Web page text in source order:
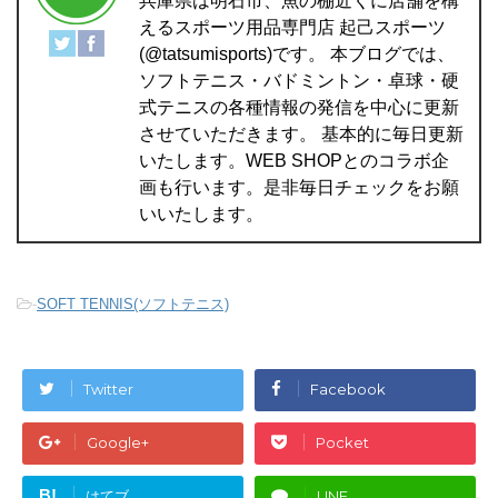
えるスポーツ用品専門店 起己スポーツ
(@tatsumisports)です。 本ブログでは、
ソフトテニス・バドミントン・卓球・硬
式テニスの各種情報の発信を中心に更新
させていただきます。 基本的に毎日更新
いたします。WEB SHOPとのコラボ企
画も行います。是非毎日チェックをお願
いいたします。
-SOFT TENNIS(ソフトテニス)
Twitter Facebook
Google+ Pocket